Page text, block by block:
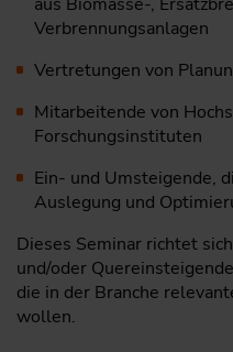
Verbrennungsanlagen
Vertretungen von
Mitarbeitende von
Forschungsinstituten
Ein- und Umsteigende,
Auslegung und
Dieses Seminar richtet
und/oder
die in der Branche
wollen.